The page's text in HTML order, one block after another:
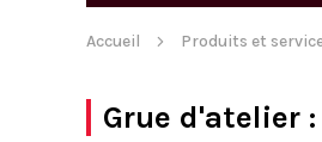
Accueil Produits et
Grue d'atelier